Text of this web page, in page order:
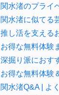
関水渚のプライ
関水渚に似てる
推し活を支える
お得な無料体験
深掘り派におす
お得な無料体験
関水渚Q&A | よ